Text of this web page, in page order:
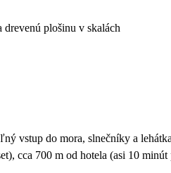
drevenú plošinu v skalách
vstup do mora, slnečníky a
cca 700 m od hotela (asi 10 minút